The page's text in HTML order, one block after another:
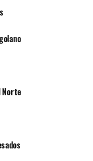
Norte